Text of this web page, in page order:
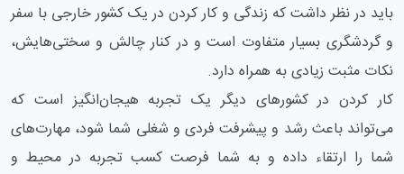
باید در نظر داشت که زندگی و کار کردن در یک کشور خارجی با سفر
و گردشگری بسیار متفاوت است و در کنار چالش و سختی‌هایش،
نکات مثبت زیادی به همراه دارد.
کار کردن در کشورهای دیگر یک تجربه هیجان‌انگیز است که
می‌تواند باعث رشد و پیشرفت فردی و شغلی شما شود، مهارت‌های
شما را ارتقاء داده و به شما فرصت کسب تجربه در محیط و